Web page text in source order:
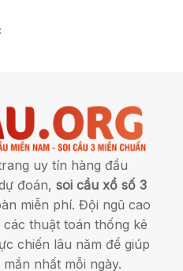
uy tín hàng đầu
đoán, soi cầu xổ số 3
miễn phí. Đội ngũ cao
thuật toán thống kê
chiến lâu năm để giúp
nhất mỗi ngày.